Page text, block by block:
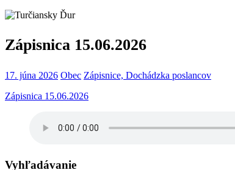
Zápisnica 15.06.2026
17. júna 2026 Obec Zápisnice, Dochádzka poslancov
Zápisnica 15.06.2026
Vyhľadávanie